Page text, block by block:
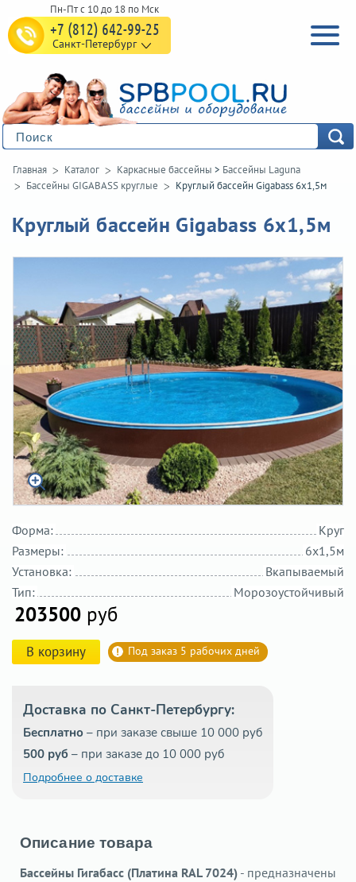
+7 (812) 642-99-25
Санкт-Петербург
Главная Каталог Каркасные бассейны > Бассейны Laguna
Бассейны GIGABASS круглые
Круглый бассейн Gigabass 6х1,5м
Круглый бассейн Gigabass 6х1,5м
Круг
Форма:
6х1,5м
Размеры:
Вкапываемый
Установка:
Морозоустойчивый
Тип:
203500 руб
В корзину Под заказ 5 рабочих дней
Доставка по Санкт-Петербургу:
Бесплатно – при заказе свыше 10 000 руб
500 руб – при заказе до 10 000 руб
Подробнее о доставке
Описание товара
Бассейны Гигабасс (Платина RAL 7024) - предназначены